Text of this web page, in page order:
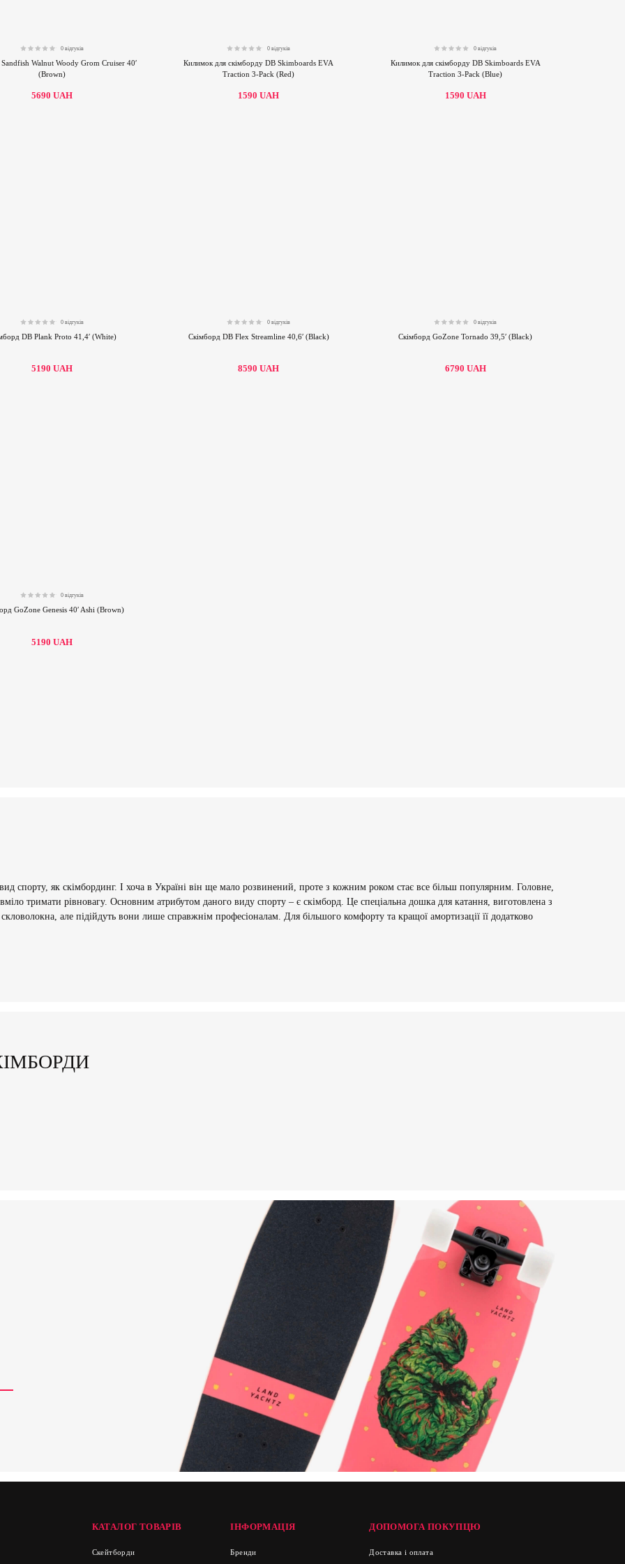
0 відгуків
Walnut Woody Grom Cruiser 40′
(Brown)
5690UAH
0 відгуків
Килимок для скімборду DB Skimboards EVA
Traction 3-Pack (Red)
1590UAH
0 відгуків
Килимок для скімборду DB Skimboards EVA
Traction 3-Pack (Blue)
1590 UAH
0 відгуків
DB Plank Proto 41,4′ (White)
5190UAH
0 відгуків
Скімборд DB Flex Streamline 40,6′ (Black)
8590UAH
0 відгуків
Скімборд GoZone Tornado 39,5′ (Black)
6790 UAH
0 відгуків
GoZone Genesis 40′ Ashi (Brown)
5190UAH
спорту, як скімбординг. І хоча в Україні він ще мало розвинений, проте з кожним роком стає все більш популярним. Головне,
тримати рівновагу. Основним атрибутом даного виду спорту – є скімборд. Це спеціальна дошка для катання, виготовлена з
але підійдуть вони лише справжнім професіоналам. Для більшого комфорту та кращої амортизації її додатково
КАТАЛОГ ТОВАРІВ
Скейтборди
ІНФОРМАЦІЯ
Бренди
ДОПОМОГА ПОКУПЦЮ
Доставка і оплата